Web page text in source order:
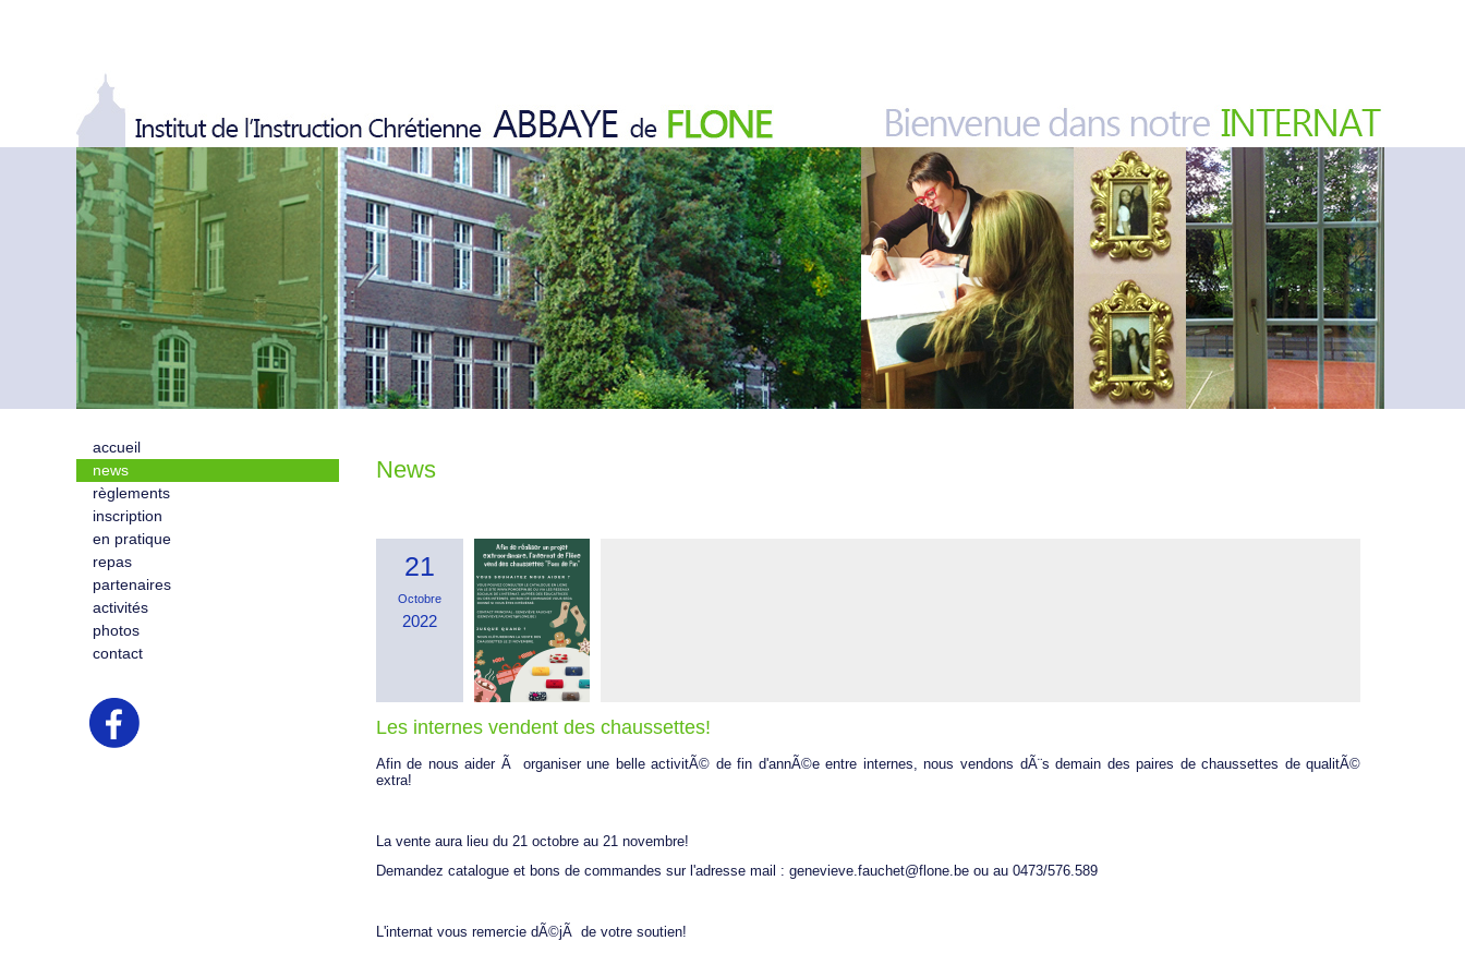
accueil
news
règlements
inscription
en pratique
repas
partenaires
activités
photos
contact
News
21
Octobre
2022
Les internes vendent des chaussettes!
Afin de nous aider Ã organiser une belle activitÃ© de fin d'annÃ©e entre internes, nous vendons dÃ¨s demain des paires de chaussettes de qualitÃ©
extra!
La vente aura lieu du 21 octobre au 21 novembre!
Demandez catalogue et bons de commandes sur l'adresse mail : genevieve.fauchet@flone.be ou au 0473/576.589
L'internat vous remercie dÃ©jÃ de votre soutien!